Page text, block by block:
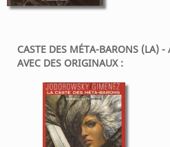
CASTE DES MÉTA-BARONS (LA) -
AVEC DES ORIGINAUX :